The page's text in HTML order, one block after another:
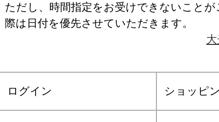
ただし、時間指定をお受けできないこと
際は日付を優先させていただきます。
ログイン ショッピ